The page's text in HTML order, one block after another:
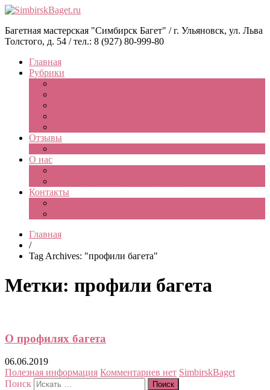
Багетная мастерская "Симбирск Багет" / г. Ульяновск, ул. Льва
Толстого, д. 54 / тел.: 8 (927) 80-999-80
Главная
Рубрики
Отзывы
О нас
Контакты
Главная
/
Tag Archives: "профили багета"
Метки: профили багета
О профилях багета
06.06.2019
Полезная информация Комментариев нет SimbirskBaget
Поиск